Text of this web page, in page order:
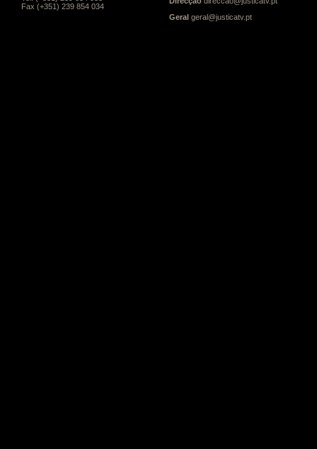
Fax (+351) 239 854 034
Geral geral@justicatv.pt